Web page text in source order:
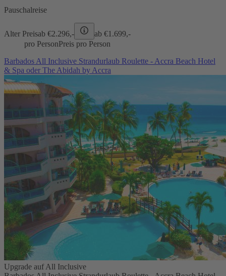
Pauschalreise
Alter Preisab €2.296,- ab €1.699,-
pro PersonPreis pro Person
Barbados All Inclusive Strandurlaub Roulette - Accra Beach Hotel
& Spa oder The Abidah by Accra
Upgrade auf All Inclusive